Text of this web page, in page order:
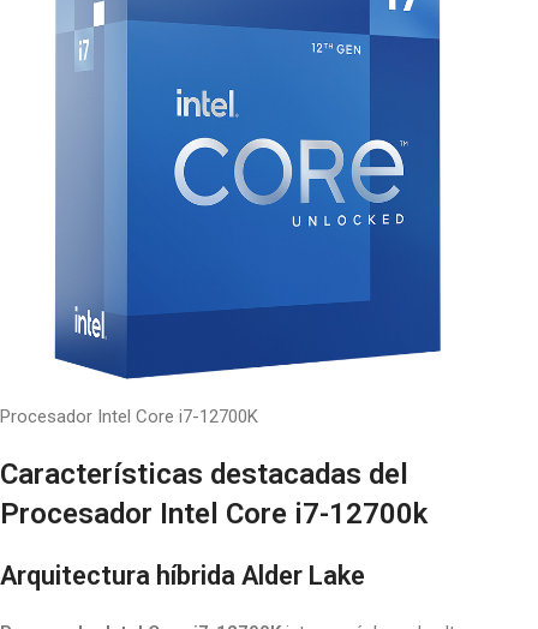
Procesador Intel Core i7-12700K
Características destacadas del
Procesador Intel Core i7-12700k
Arquitectura híbrida Alder Lake